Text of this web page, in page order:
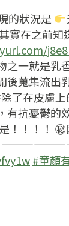
的狀況是
其實在之前知
之一就是乳
後蒐集流出
了在皮膚
有抗憂鬱
！！！！ ㊙
剛好
#童顏